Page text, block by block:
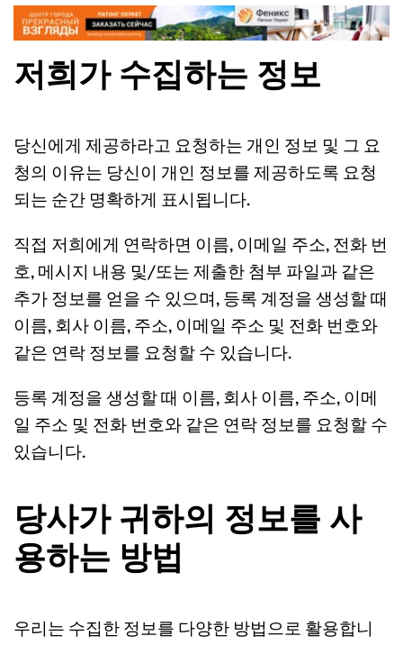
저희가 수집하는 정보
당신에게 제공하라고 요청하는 개인 정보 및 그 요
청의 이유는 당신이 개인 정보를 제공하도록 요청
되는 순간 명확하게 표시됩니다.
직접 저희에게 연락하면 이름, 이메일 주소, 전화 번
호, 메시지 내용 및/또는 제출한 첨부 파일과 같은
추가 정보를 얻을 수 있으며, 등록 계정을 생성할 때
이름, 회사 이름, 주소, 이메일 주소 및 전화 번호와
같은 연락 정보를 요청할 수 있습니다.
등록 계정을 생성할 때 이름, 회사 이름, 주소, 이메
일 주소 및 전화 번호와 같은 연락 정보를 요청할 수
있습니다.
당사가 귀하의 정보를 사
용하는 방법
우리는 수집한 정보를 다양한 방법으로 활용합니